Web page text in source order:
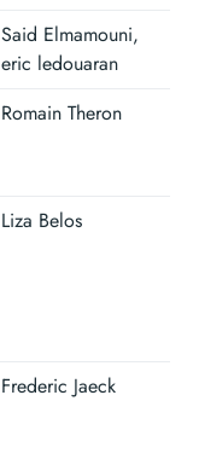
Said Elmamouni,
eric ledouaran
Romain Theron
Liza Belos
Frederic Jaeck